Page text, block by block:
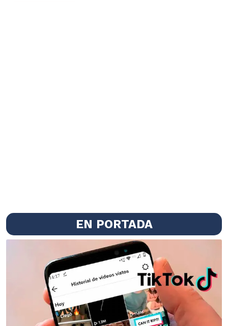
EN PORTADA